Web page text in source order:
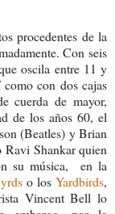
procedentes de la
Con seis
oscila entre 11 y
con dos cajas
cuerda de mayor,
de los años 60, el
(Beatles) y Brian
Ravi Shankar quien
su música, en la
o losYardbirds,
Vincent Bell lo